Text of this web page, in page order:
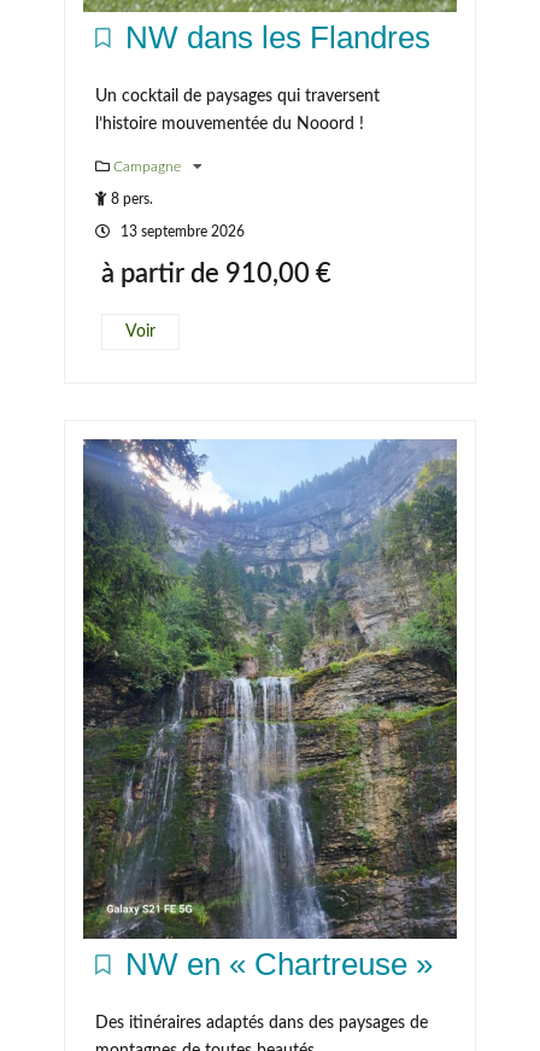
NW dans les Flandres
Un cocktail de paysages qui traversent
l’histoire mouvementée du Nooord !
Campagne
8 pers.
13 septembre 2026
à partir de 910,00 €
Voir
NW en « Chartreuse »
Des itinéraires adaptés dans des paysages de